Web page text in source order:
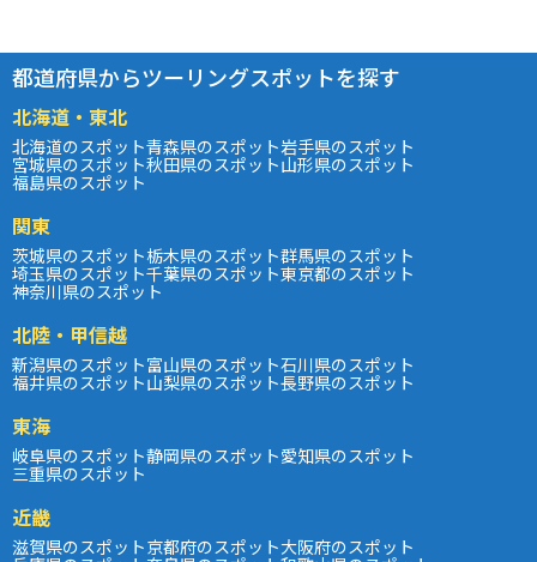
都道府県からツーリングスポットを探す
北海道・東北
北海道のスポット青森県のスポット岩手県のスポット
宮城県のスポット秋田県のスポット山形県のスポット
福島県のスポット
関東
茨城県のスポット栃木県のスポット群馬県のスポット
埼玉県のスポット千葉県のスポット東京都のスポット
神奈川県のスポット
北陸・甲信越
新潟県のスポット富山県のスポット石川県のスポット
福井県のスポット山梨県のスポット長野県のスポット
東海
岐阜県のスポット静岡県のスポット愛知県のスポット
三重県のスポット
近畿
滋賀県のスポット京都府のスポット大阪府のスポット